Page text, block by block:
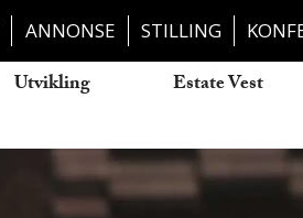
ANNONSE STILLING
Utvikling Estate Vest